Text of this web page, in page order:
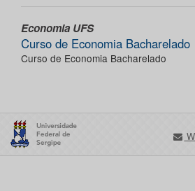
Economia UFS
Curso de Economia Bacharelado
Curso de Economia Bacharelado